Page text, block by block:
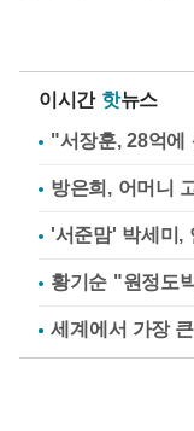
이시간 핫뉴스
"서장훈, 28억에
방은희, 어머니
'서준맘' 박세미,
황기순 "원정도